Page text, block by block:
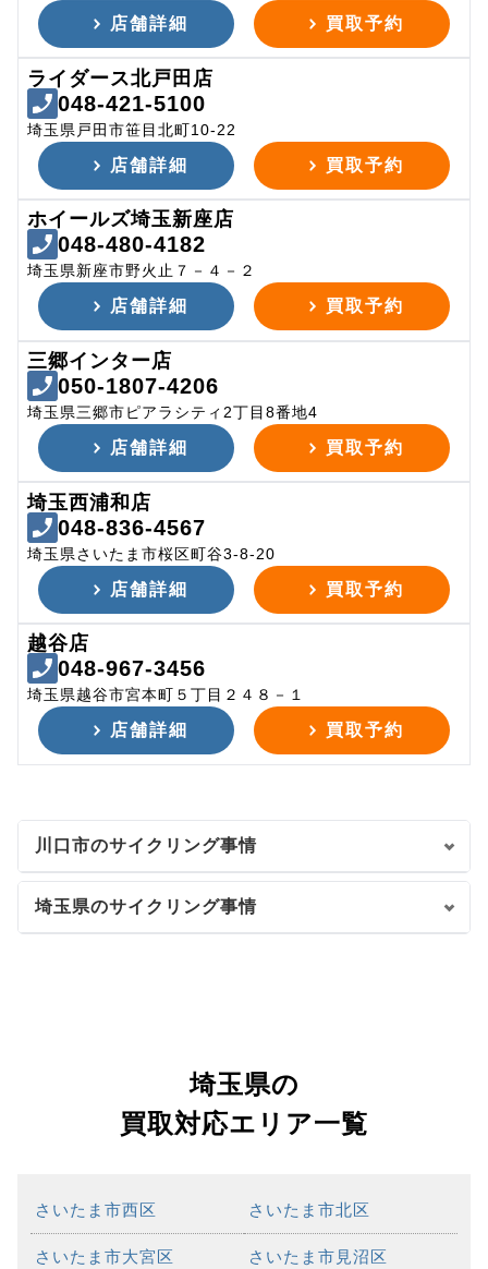
店舗詳細 買取予約
ライダース北戸田店
048-421-5100
埼玉県戸田市笹目北町10-22
店舗詳細 買取予約
ホイールズ埼玉新座店
048-480-4182
埼玉県新座市野火止７－４－２
店舗詳細 買取予約
三郷インター店
050-1807-4206
埼玉県三郷市ピアラシティ2丁目8番地4
店舗詳細 買取予約
埼玉西浦和店
048-836-4567
埼玉県さいたま市桜区町谷3-8-20
店舗詳細 買取予約
越谷店
048-967-3456
埼玉県越谷市宮本町５丁目２４８－１
店舗詳細 買取予約
川口市のサイクリング事情
埼玉県のサイクリング事情
埼玉県の
買取対応エリア一覧
さいたま市西区 さいたま市北区
さいたま市大宮区 さいたま市見沼区